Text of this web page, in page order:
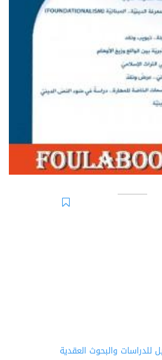
للدراسات والبحوث العقدية